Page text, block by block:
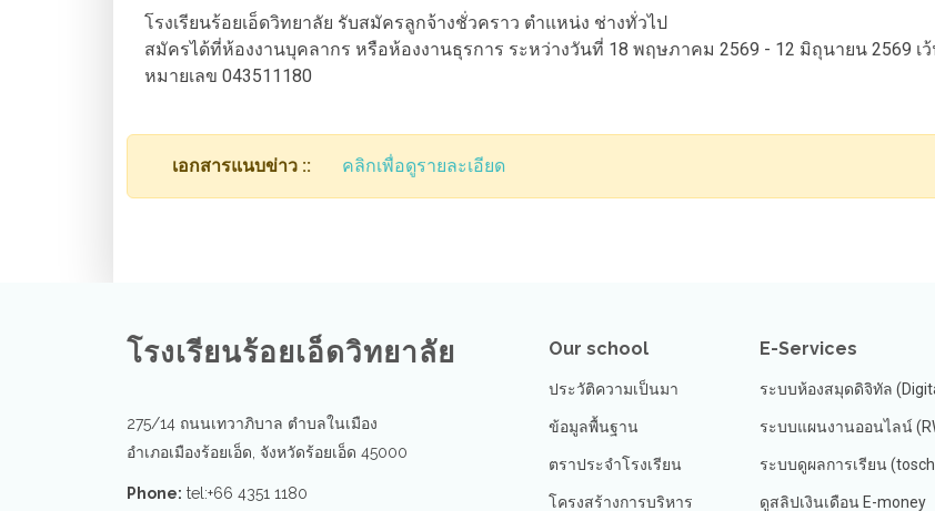
โรงเรียนร้อยเอ็ดวิทยาลัย รับสมัครลูกจ้างชั่วคราว ตำแหน่ง ช่างทั่วไป
สมัครได้ที่ห้องงานบุคลากร หรือห้องงานธุรการ ระหว่างวันที่ 18 พฤษภาคม 2569 - 12 มิถุนายน 2569 เ
หมายเลข 043511180
เอกสารแนบข่าว :: คลิกเพื่อดูรายละเอียด
โรงเรียนร้อยเอ็ดวิทยาลัย
275/14 ถนนเทวาภิบาล ตำบลในเมือง
อำเภอเมืองร้อยเอ็ด, จังหวัดร้อยเอ็ด 45000
Phone: tel:+66 4351 1180
Our school
ประวัติความเป็นมา
ข้อมูลพื้นฐาน
ตราประจำโรงเรียน
โครงสร้างการบริหาร
E-Services
ระบบห้องสมุดดิจิทัล
ระบบแผนงานออนไลน์
ระบบดูผลการเรียน
ดูสลิปเงินเดือน E-money